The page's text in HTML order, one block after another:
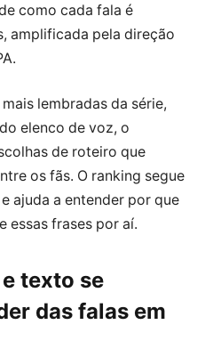
como cada fala é
amplificada pela direção
lembradas da série,
elenco de voz, o
de roteiro que
os fãs. O ranking segue
ajuda a entender por que
essas frases por aí.
texto se
das falas em